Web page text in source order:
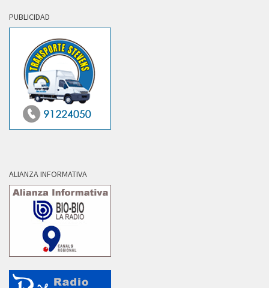
PUBLICIDAD
ALIANZA INFORMATIVA